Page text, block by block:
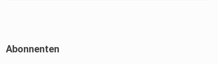
Abonnenten